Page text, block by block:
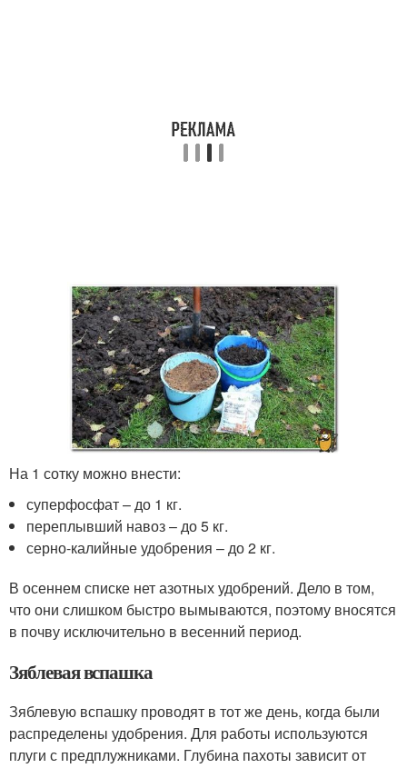
На 1 сотку можно внести:
суперфосфат – до 1 кг.
переплывший навоз – до 5 кг.
серно-калийные удобрения – до 2 кг.
В осеннем списке нет азотных удобрений. Дело в том,
что они слишком быстро вымываются, поэтому вносятся
в почву исключительно в весенний период.
Зяблевая вспашка
Зяблевую вспашку проводят в тот же день, когда были
распределены удобрения. Для работы используются
плуги с предплужниками. Глубина пахоты зависит от